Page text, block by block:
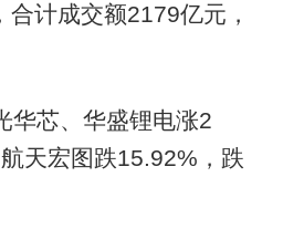
计成交额2179亿元，
华芯、华盛锂电涨2
天宏图跌15.92%，跌